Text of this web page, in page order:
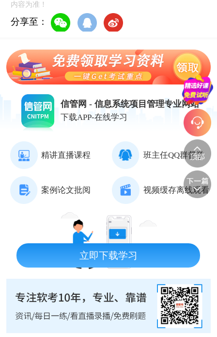
内容为准！
分享至：
信管网 - 信息系统项目管理专业网站
下载APP-在线学习
精讲直播课程 班主任QQ群督学
案例论文批阅 视频缓存离线观看
立即下载学习